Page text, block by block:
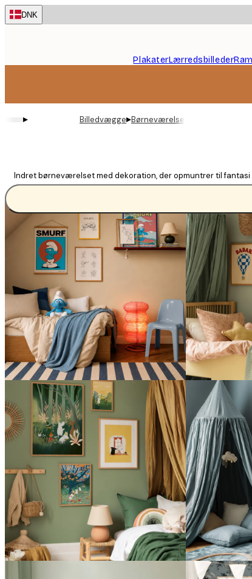
Skip
to
DNK
PlakaterLærredsbilleder
▸ Billedvægge▸Børneværelse
Indret børneværelset med dekoration, der opmuntrer til